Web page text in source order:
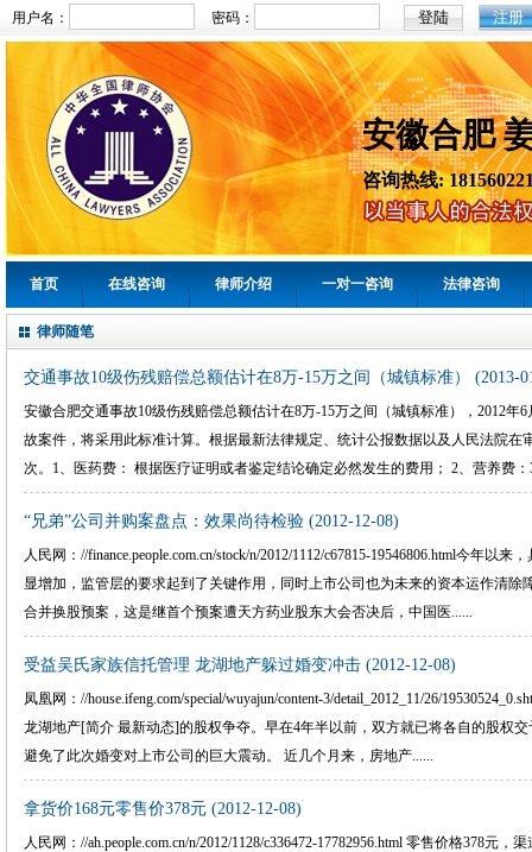
用户名： 密码： 注册
安徽合肥
咨询热线:
首页 在线咨询 律师介绍 一对一咨询 法律咨询
律师随笔
交通事故10级伤残赔偿总额估计在8万-15万之间（城镇标准） (2013-
安徽合肥交通事故10级伤残赔偿总额估计在8万-15万之间（城镇标准），2012年
故案件，将采用此标准计算。根据最新法律规定、统计公报数据以及人民法院
次。1、医药费： 根据医疗证明或者鉴定结论确定必然发生的费用； 2、营养费：
“兄弟”公司并购案盘点：效果尚待检验 (2012-12-08)
人民网：//finance.people.com.cn/stock/n/2012/1112/c67815-19546806.html今年以
显增加，监管层的要求起到了关键作用，同时上市公司也为未来的资本运作清
合并换股预案，这是继首个预案遭天方药业股东大会否决后，中国医......
受益吴氏家族信托管理 龙湖地产躲过婚变冲击 (2012-12-08)
凤凰网：//house.ifeng.com/special/wuyajun/content-3/detail_2012_11/26/
龙湖地产[简介 最新动态]的股权争夺。早在4年半以前，双方就已将各自的股权
避免了此次婚变对上市公司的巨大震动。 近几个月来，房地产......
拿货价168元零售价378元 (2012-12-08)
人民网：//ah.people.com.cn/n/2012/1128/c336472-17782956.html 零售价格378元